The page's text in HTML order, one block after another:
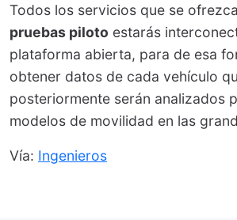
Todos los servicios que se
pruebas piloto estarás
plataforma abierta, para de esa
obtener datos de cada vehículo
posteriormente serán analizados
modelos de movilidad en las
Vía: Ingenieros